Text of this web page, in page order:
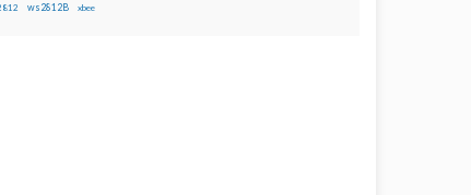
ws2812B xbee